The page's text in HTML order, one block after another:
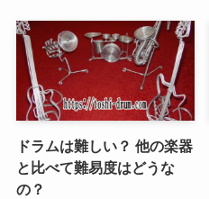
ドラムは難しい？ 他の楽器
と比べて難易度はどうな
の？